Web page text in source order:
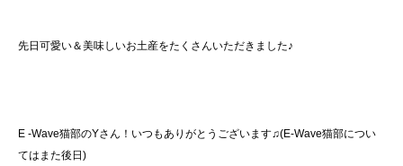
先日可愛い＆美味しいお土産をたくさんいただきました♪
E -Wave猫部のYさん！いつもありがとうございます♫(E-Wave猫部につい
てはまた後日)